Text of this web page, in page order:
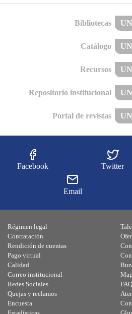
Bibliotecas
Catálogo
Recursos
Repositorio institucional
Portal de revistas
Facebook Twitter
Email
Régimen legal
Contratación
Rendición de cuentas
Pago virtual
Calidad
Correo institucional
Redes Sociales
Quejas y reclamos
Encuesta
FAQ